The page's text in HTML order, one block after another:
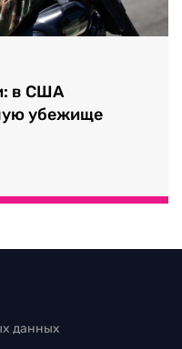
в США
убежище
данных